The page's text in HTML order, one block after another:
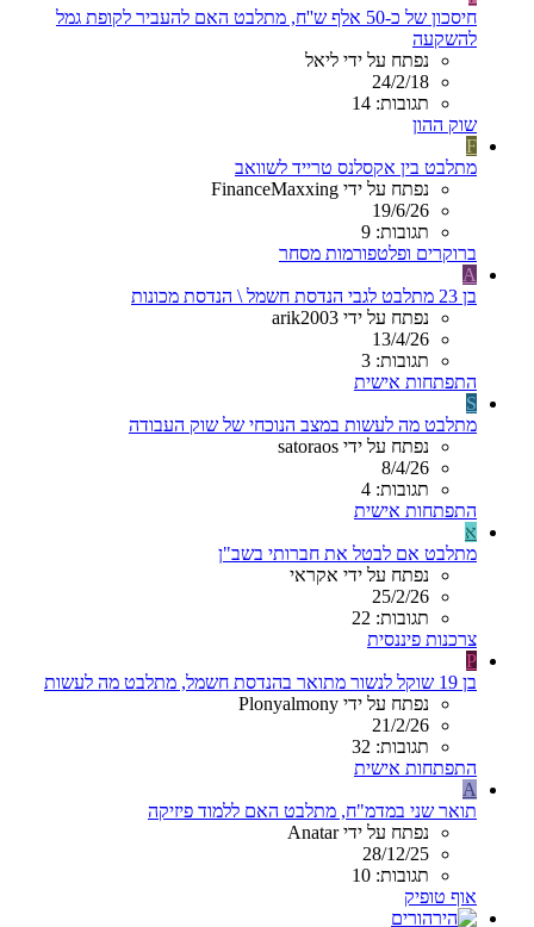
חיסכון של כ-50 אלף ש''ח, מתלבט האם להעביר לקופת גמל
להשקעה
נפתח על ידי ליאל
24/2/18
תגובות: 14
שוק ההון
F
מתלבט בין אקסלנס טרייד לשוואב
נפתח על ידי FinanceMaxxing
19/6/26
תגובות: 9
ברוקרים ופלטפורמות מסחר
A
בן 23 מתלבט לגבי הנדסת חשמל \ הנדסת מכונות
נפתח על ידי arik2003
13/4/26
תגובות: 3
התפתחות אישית
S
מתלבט מה לעשות במצב הנוכחי של שוק העבודה
נפתח על ידי satoraos
8/4/26
תגובות: 4
התפתחות אישית
א
מתלבט אם לבטל את חברותי בשב"ן
נפתח על ידי אקראי
25/2/26
תגובות: 22
צרכנות פיננסית
P
בן 19 שוקל לנשור מתואר בהנדסת חשמל, מתלבט מה לעשות
נפתח על ידי Plonyalmony
21/2/26
תגובות: 32
התפתחות אישית
A
תואר שני במדמ"ח, מתלבט האם ללמוד פיזיקה
נפתח על ידי Anatar
28/12/25
תגובות: 10
אוף טופיק